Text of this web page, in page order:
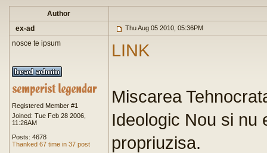
Author
ex-ad
Thu Aug 05 2010, 05:36PM
nosce te ipsum
Registered Member #1
Joined: Tue Feb 28 2006,
11:26AM
Posts: 4678
Thanked 67 time in 37 post
LINK
Miscarea
Ideologic Nou si nu
propriuzisa.